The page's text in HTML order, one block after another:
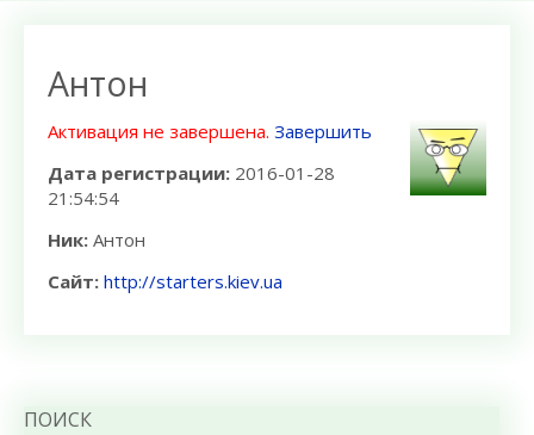
Антон
Активация не завершена. Завершить
Дата регистрации: 2016-01-28
21:54:54
Ник: Антон
Сайт: http://starters.kiev.ua
ПОИСК